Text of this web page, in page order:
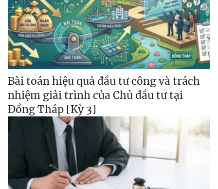
Bài toán hiệu quả đầu tư công và trách
nhiệm giải trình của Chủ đầu tư tại
Đồng Tháp [Kỳ 3]